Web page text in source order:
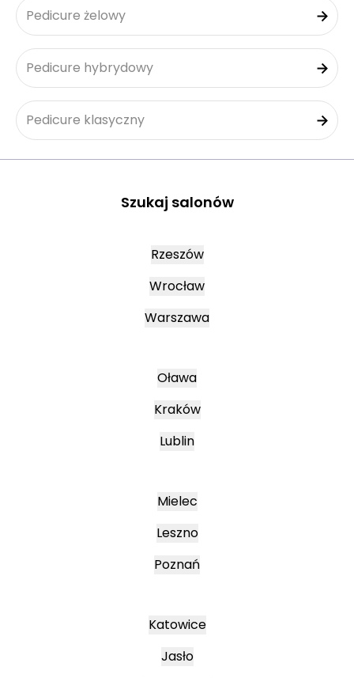
Pedicure żelowy
Pedicure hybrydowy
Pedicure klasyczny
Szukaj salonów
Rzeszów
Wrocław
Warszawa
Oława
Kraków
Lublin
Mielec
Leszno
Poznań
Katowice
Jasło